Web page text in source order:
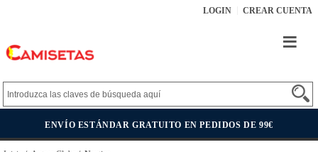
LOGIN CREAR CUENTA
ENVÍO ESTÁNDAR GRATUITO EN PEDIDOS DE 99€